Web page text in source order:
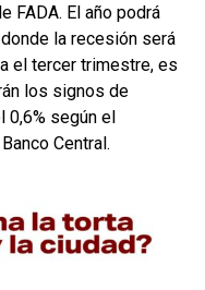
FADA. El año podrá
la recesión será
el tercer trimestre, es
los signos de
0,6% según el
Central.